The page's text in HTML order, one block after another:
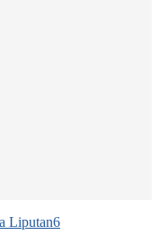
Liputan6